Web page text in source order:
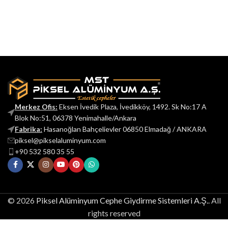
Merkez Ofis: Eksen İvedik Plaza, İvedikköy, 1492. Sk No:17 A
Blok No:51, 06378 Yenimahalle/Ankara
Fabrika: Hasanoğlan Bahçelievler 06850 Elmadağ / ANKARA
piksel@pikselaluminyum.com
+90 532 580 35 55
© 2026 Piksel Alüminyum Cephe Giydirme Sistemleri A.Ş. . All
rights reserved